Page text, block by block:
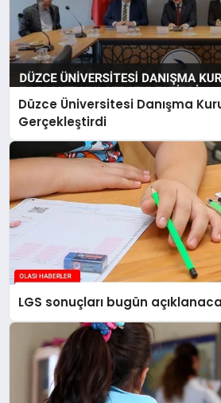
Düzce Üniversitesi Danışma
Gerçekleştirdi
LGS sonuçları bugün